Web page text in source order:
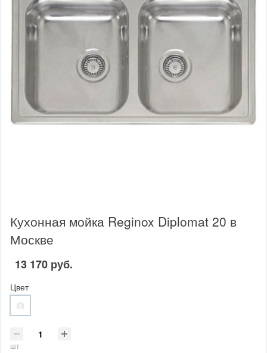
Кухонная мойка Reginox Diplomat 20 в
Москве
13 170 руб.
Цвет
шт